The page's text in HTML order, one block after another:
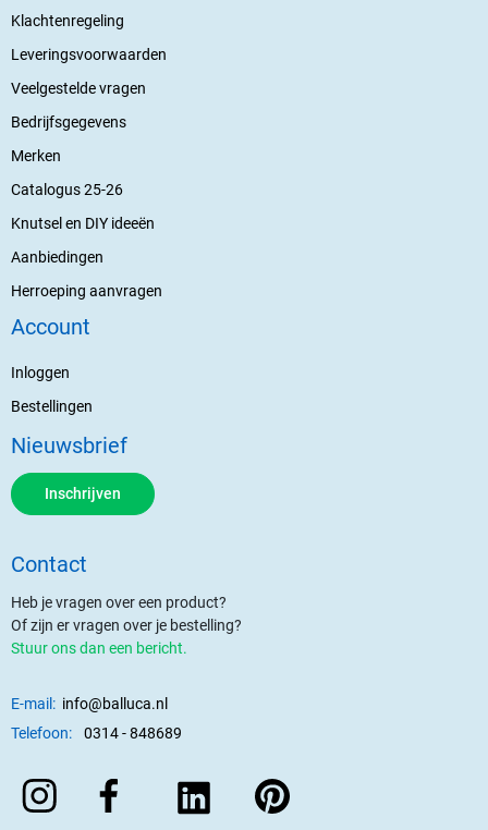
Klachtenregeling
Leveringsvoorwaarden
Veelgestelde vragen
Bedrijfsgegevens
Merken
Catalogus 25-26
Knutsel en DIY ideeën
Aanbiedingen
Herroeping aanvragen
Account
Inloggen
Bestellingen
Nieuwsbrief
Inschrijven
Contact
Heb je vragen over een product?
Of zijn er vragen over je bestelling?
Stuur ons dan een bericht.
E-mail: info@balluca.nl
Telefoon:
0314 - 848689